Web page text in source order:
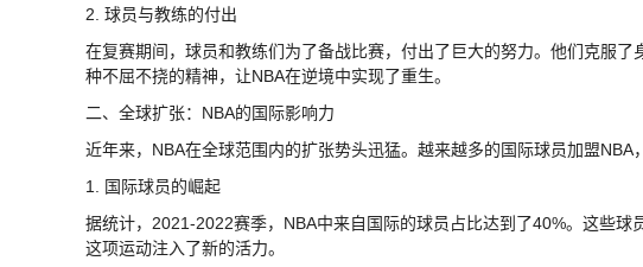
2. 球员与教练的付出
在复赛期间，球员和教练们为了备战比赛，付出了巨大的努力。他们克服
种不屈不挠的精神，让NBA在逆境中实现了重生。
二、全球扩张：NBA的国际影响力
近年来，NBA在全球范围内的扩张势头迅猛。越来越多的国际球员加盟NBA
1. 国际球员的崛起
据统计，2021-2022赛季，NBA中来自国际的球员占比达到了40%。这些
这项运动注入了新的活力。